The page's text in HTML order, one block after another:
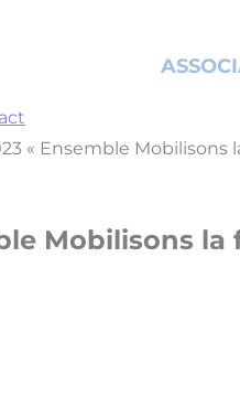
« Ensemble Mobilisons
Mobilisons la